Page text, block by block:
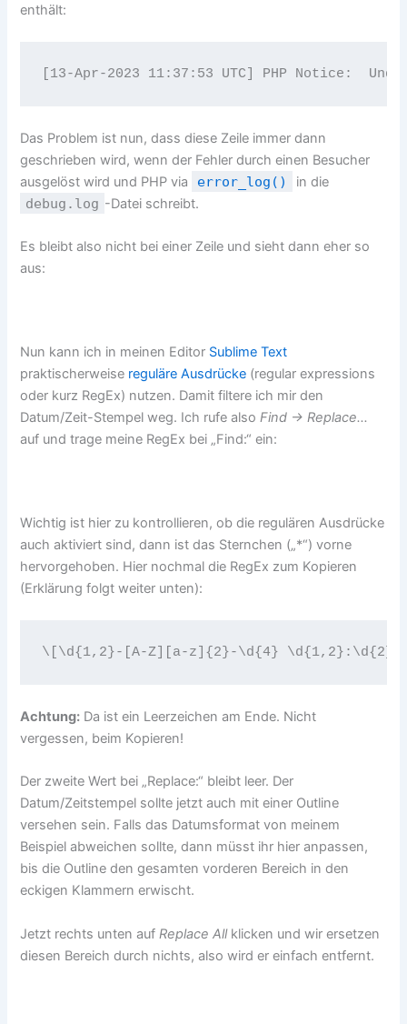
enthält:
Das Problem ist nun, dass diese Zeile immer dann
geschrieben wird, wenn der Fehler durch einen Besucher
ausgelöst wird und PHP via
error_log() in die
debug.log -Datei schreibt.
Es bleibt also nicht bei einer Zeile und sieht dann eher so
aus:
Nun kann ich in meinen Editor Sublime Text
praktischerweise reguläre Ausdrücke (regular expressions
oder kurz RegEx) nutzen. Damit filtere ich mir den
Datum/Zeit-Stempel weg. Ich rufe alsoFind -> Replace…
auf und trage meine RegEx bei „Find:“ ein:
Wichtig ist hier zu kontrollieren, ob die regulären Ausdrücke
auch aktiviert sind, dann ist das Sternchen („*“) vorne
hervorgehoben. Hier nochmal die RegEx zum Kopieren
(Erklärung folgt weiter unten):
Achtung: Da ist ein Leerzeichen am Ende. Nicht
vergessen, beim Kopieren!
Der zweite Wert bei „Replace:“ bleibt leer. Der
Datum/Zeitstempel sollte jetzt auch mit einer Outline
versehen sein. Falls das Datumsformat von meinem
Beispiel abweichen sollte, dann müsst ihr hier anpassen,
bis die Outline den gesamten vorderen Bereich in den
eckigen Klammern erwischt.
Jetzt rechts unten aufReplace Allklicken und wir ersetzen
diesen Bereich durch nichts, also wird er einfach entfernt.